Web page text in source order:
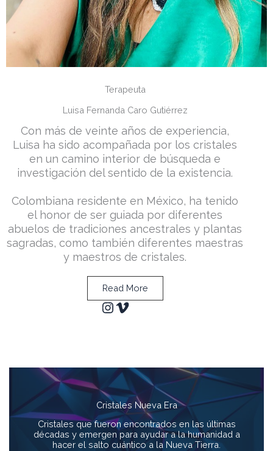
Terapeuta
Luisa Fernanda Caro Gutiérrez
Con más de veinte años de experiencia,
Luisa ha sido acompañada por los cristales
en un camino interior de búsqueda e
investigación del sentido de la existencia.
Colombiana residente en México, ha tenido
el honor de ser guiada por diferentes
abuelos de tradiciones ancestrales y plantas
sagradas, como también diferentes maestras
y maestros de cristales.
Read More
InstagramVimeo
Cristales Nueva Era
Cristales que fueron encontrados en las últimas
décadas y emergen para ayudar a la humanidad a
hacer el salto cuántico a la Nueva Tierra.